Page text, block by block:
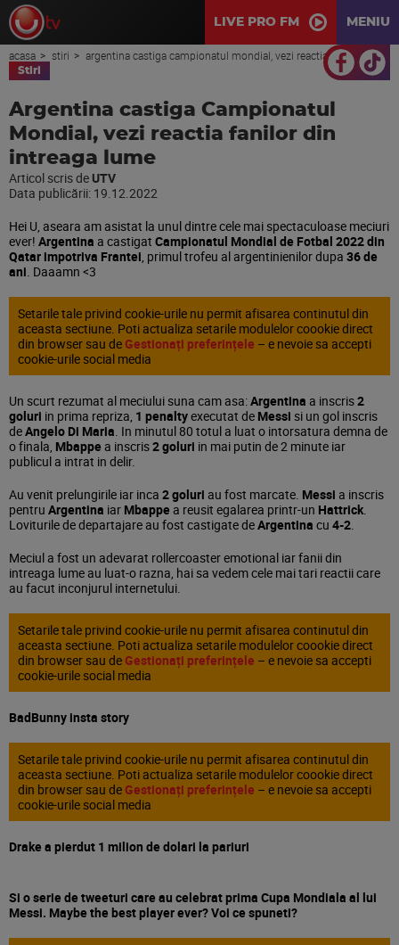
LIVE PRO FM MENIU
acasa stiri argentina castiga campionatul mondial, vezi reactia fanilor din intreaga lume
Stiri
Argentina castiga Campionatul
Mondial, vezi reactia fanilor din
intreaga lume
Articol scris de UTV
Data publicării: 19.12.2022
Hei U, aseara am asistat la unul dintre cele mai spectaculoase meciuri
ever! Argentina a castigat Campionatul Mondial de Fotbal 2022 din
Qatar impotriva Frantei, primul trofeu al argentinienilor dupa 36 de
ani. Daaamn <3
Setarile tale privind cookie-urile nu permit afisarea continutul din
aceasta sectiune. Poti actualiza setarile modulelor coookie direct
din browser sau de Gestionați preferințele – e nevoie sa accepti
cookie-urile social media
Un scurt rezumat al meciului suna cam asa:Argentina a inscris2
goluri in prima repriza, 1 penaltyexecutat de Messi si un gol inscris
deAngelo Di Maria. In minutul 80 totul a luat o intorsatura demna de
o finala, Mbappea inscris2 goluri in mai putin de 2 minute iar
publicul a intrat in delir.
Au venit prelungirile iar inca 2 goluri au fost marcate. Messi a inscris
pentru Argentina iar Mbappea reusit egalarea printr-un Hattrick.
Loviturile de departajare au fost castigate deArgentina cu 4-2.
Meciul a fost un adevarat rollercoaster emotional iar fanii din
intreaga lume au luat-o razna, hai sa vedem cele mai tari reactii care
au facut inconjurul internetului.
Setarile tale privind cookie-urile nu permit afisarea continutul din
aceasta sectiune. Poti actualiza setarile modulelor coookie direct
din browser sau de Gestionați preferințele – e nevoie sa accepti
cookie-urile social media
BadBunny insta story
Setarile tale privind cookie-urile nu permit afisarea continutul din
aceasta sectiune. Poti actualiza setarile modulelor coookie direct
din browser sau de Gestionați preferințele – e nevoie sa accepti
cookie-urile social media
Drake a pierdut 1 milion de dolari la pariuri
Si o serie de tweeturi care au celebrat prima Cupa Mondiala al lui
Messi. Maybe the best player ever? Voi ce spuneti?